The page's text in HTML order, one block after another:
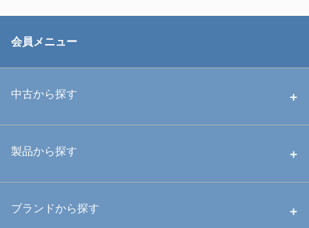
会員メニュー
中古から探す
中古ハウジング
製品から探す
ハウジング
ブランドから探す